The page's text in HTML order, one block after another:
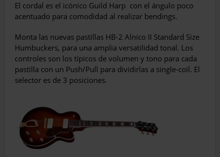
El cordal es el icónico Guild Harp con el ángulo poco
acentuado para comodidad al realizar bendings.
Monta las nuevas pastillas HB-2 Alnico II Standard Size
Humbuckers, para una amplia versatilidad tonal. Los
controles son los típicos de volumen y tono para cada
pastilla con un Push/Pull para dividirlas a single-coil. El
selector es de 3 posiciones.